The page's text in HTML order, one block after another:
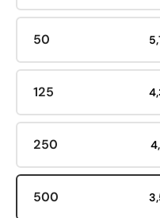
50
125
250
500